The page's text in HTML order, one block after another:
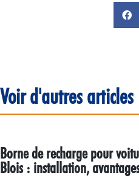
Voir d'autres
Borne de recharge pour
Blois : installation,